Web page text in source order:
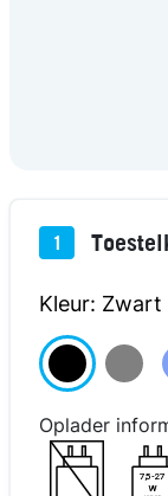
1
Kleur: Zwart
Oplader
7,5-27
W